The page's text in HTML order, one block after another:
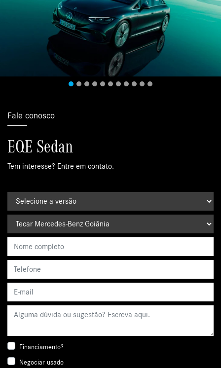
Fale conosco
EQE Sedan
Tem interesse? Entre em contato.
Financiamento?
Negociar usado